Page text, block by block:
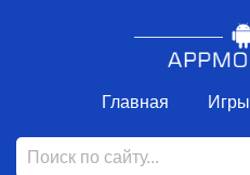
Главная Игры